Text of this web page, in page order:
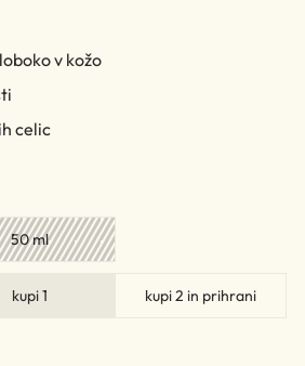
v kožo
celic
50 ml
kupi 1 kupi 2 in prihrani